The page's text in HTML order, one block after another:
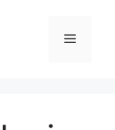
Menu